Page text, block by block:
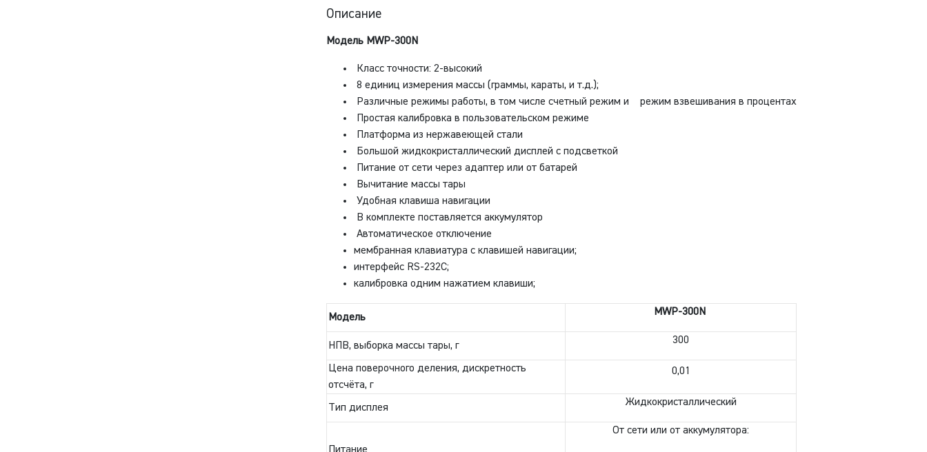
Описание
Модель MWP-300N
Класс точности: 2-высокий
8 единиц измерения массы (граммы, караты, и т.д.);
Различные режимы работы, в том числе счетный режим и режим взвешивания в процентах
Простая калибровка в пользовательском режиме
Платформа из нержавеющей стали
Большой жидкокристаллический дисплей с подсветкой
Питание от сети через адаптер или от батарей
Вычитание массы тары
Удобная клавиша навигации
В комплекте поставляется аккумулятор
Автоматическое отключение
мембранная клавиатура с клавишей навигации;
интерфейс RS-232C;
калибровка одним нажатием клавиши;
Модель MWP-300N
НПВ, выборка массы тары, г 300
Цена поверочного деления, дискретность
отсчёта, г
0,01
Тип дисплея Жидкокристаллический
Питание
От сети или от аккумулятора: